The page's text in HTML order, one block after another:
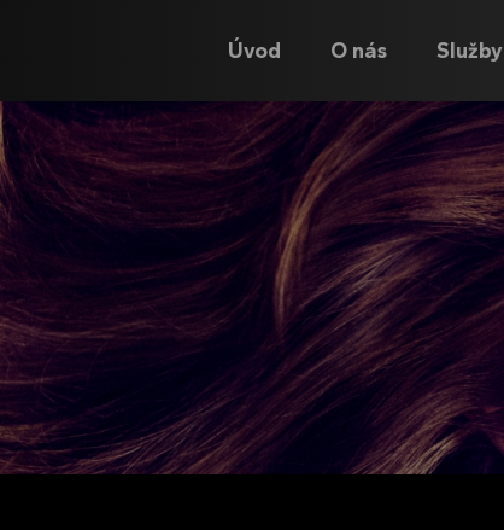
Úvod O nás Služby